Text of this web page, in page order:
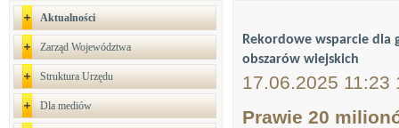
Aktualności
Zarząd Województwa
Struktura Urzędu
Dla mediów
Rekordowe wsparcie
obszarów wiejskich
17.06.2025 11:23
Prawie 20